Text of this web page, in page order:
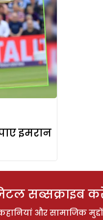
इमरान
सब्सक्राइब
और सामाजिक